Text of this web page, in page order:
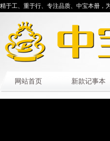
精于工、重于行、专注品质、中宝本册，
网站首页 新款记事本